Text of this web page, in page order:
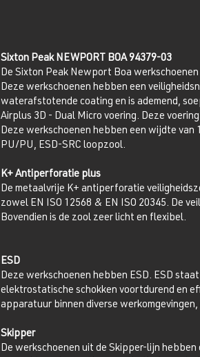
Sixton Peak NEWPORT BOA 94379-03
De Sixton Peak Newport Boa
Deze werkschoenen hebben een
waterafstotende coating en is ademend,
Airplus 3D - Dual Micro voering. Deze
Deze werkschoenen hebben een wijdte van
PU/PU, ESD-SRC loopzool.
K+ Antiperforatie plus
De metaalvrije K+ antiperforatie
zowel EN ISO 12568 & EN ISO 20345. De
Bovendien is de zool zeer licht en flexibel.
ESD
Deze werkschoenen hebben ESD. ESD
elektrostatische schokken voortdurend en
apparatuur binnen diverse
Skipper
De werkschoenen uit de Skipper-lijn